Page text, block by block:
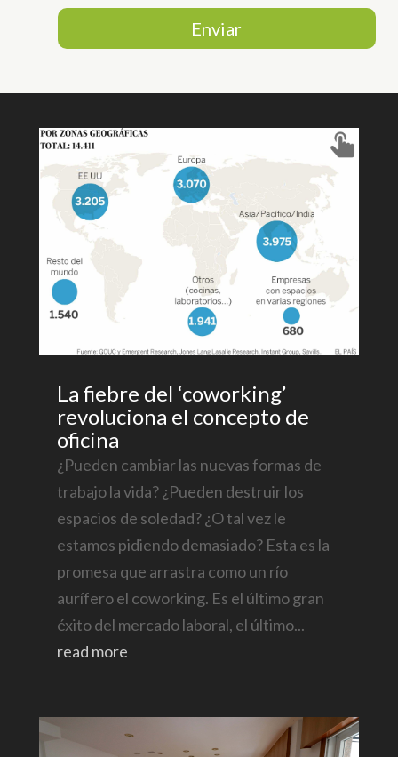
Enviar
La fiebre del ‘coworking’
revoluciona el concepto de
oficina
¿Pueden cambiar las nuevas formas de
trabajo la vida? ¿Pueden destruir los
espacios de soledad? ¿O tal vez le
estamos pidiendo demasiado? Esta es la
promesa que arrastra como un río
aurífero el coworking. Es el último gran
éxito del mercado laboral, el último...
read more